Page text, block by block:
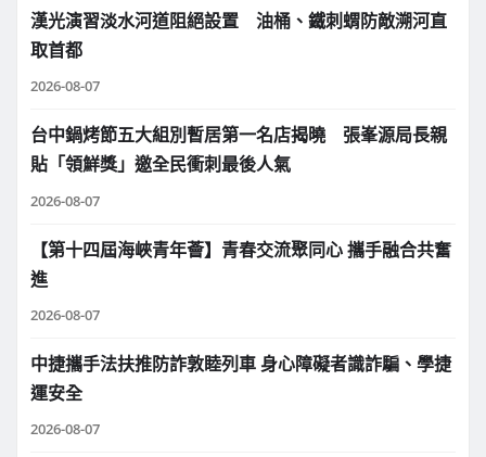
漢光演習淡水河道阻絕設置 油桶、鐵刺蝟防敵溯河直
取首都
2026-08-07
台中鍋烤節五大組別暫居第一名店揭曉 張峯源局長親
貼「領鮮獎」邀全民衝刺最後人氣
2026-08-07
【第十四屆海峽青年薈】青春交流聚同心 攜手融合共奮
進
2026-08-07
中捷攜手法扶推防詐敦睦列車 身心障礙者識詐騙、學捷
運安全
2026-08-07